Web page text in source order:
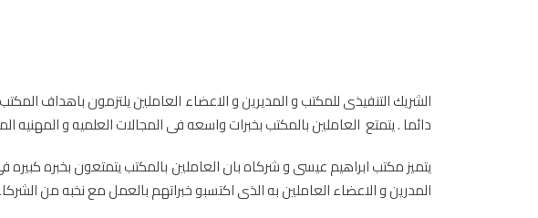
الشريك التنفيذى للمكتب و المديرين و الاعضاء العاملين يلتزمون باهداف
دائما . يتمتع العاملين بالمكتب بخبرات واسعه فى المجالات العلميه و
يتميز مكتب ابراهيم عيسى و شركاه بان العاملين بالمكتب يتمتعون بخبره
المدرين و الاعضاء العاملين به الذى اكتسبو خبراتهم بالعمل مع نخبه من